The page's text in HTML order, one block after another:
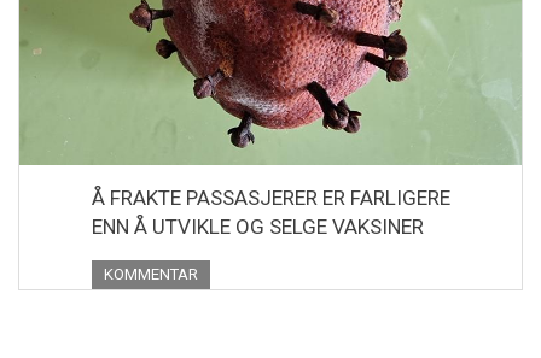
Å FRAKTE PASSASJERER ER FARLIGERE
ENN Å UTVIKLE OG SELGE VAKSINER
KOMMENTAR